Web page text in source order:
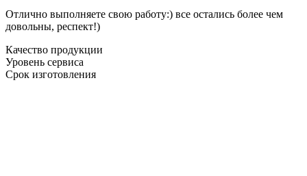
Отлично выполняете свою работу:) все остались более чем
довольны, респект!)
Качество продукции
Уровень сервиса
Срок изготовления